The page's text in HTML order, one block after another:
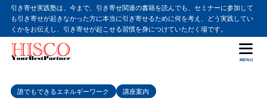
引き寄せ実践塾は、今まで、引き寄せ関連の書籍を読んでも、セミナーに参加して
も引き寄せが起きなかった方に本当に引き寄せるために何を考え、どう実践してい
くかをお伝えし、引き寄せが起こせる習慣を身につけていただく場です。
MENU
誰でもできるエネルギーワーク 講座案内
目次
2 2.必要なエネルギーを講座中に使えるようになります